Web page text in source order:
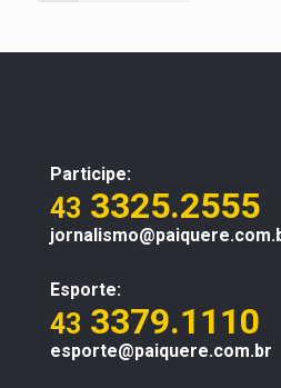
Participe:
43 3325.2555
Esporte:
43 3379.1110
esporte@paiquere.com.br